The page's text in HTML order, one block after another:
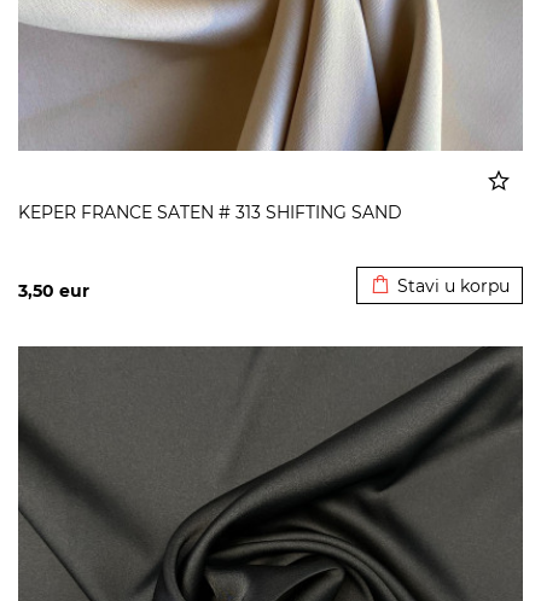
KEPER FRANCE SATEN # 313 SHIFTING SAND
3,50 eur Stavi u korpu